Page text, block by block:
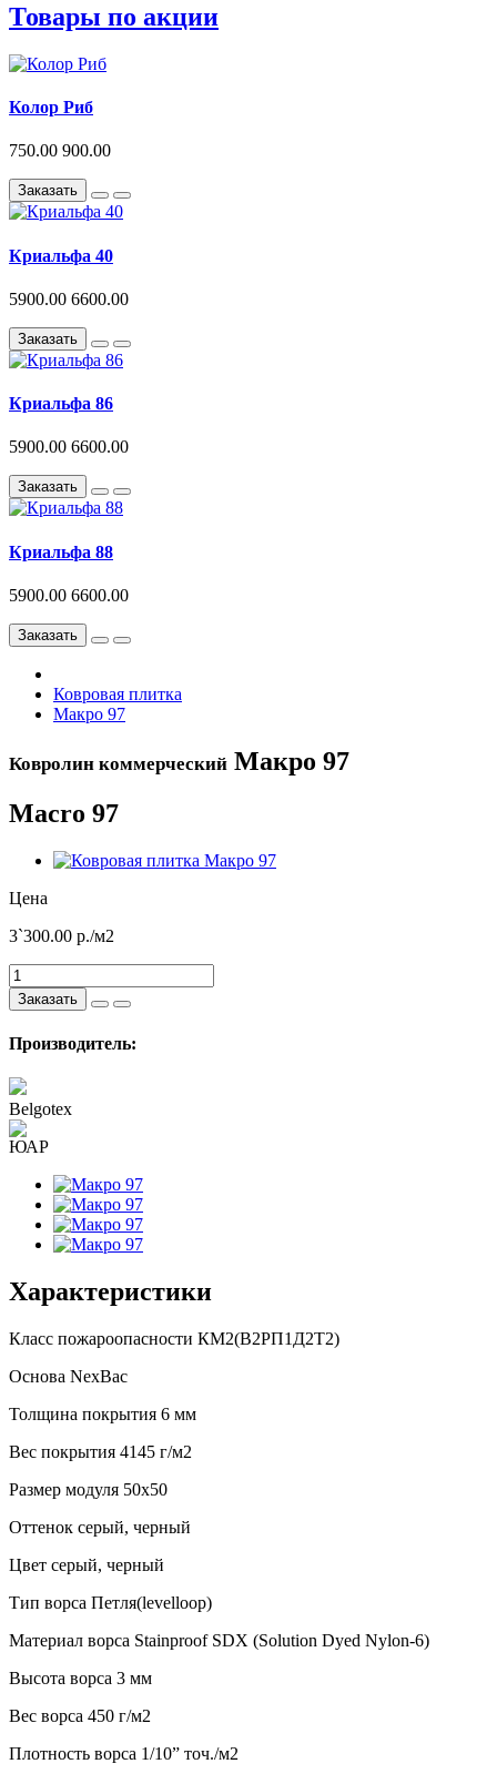
Товары по акции
Колор Риб
750.00 900.00
Заказать
Криальфа 40
5900.00 6600.00
Заказать
Криальфа 86
5900.00 6600.00
Заказать
Криальфа 88
5900.00 6600.00
Заказать
Ковровая плитка
Макро 97
Ковролин коммерческий Макро 97
Macro 97
Цена
3`300.00 р./м2
Заказать
Производитель:
Belgotex
Характеристики
Класс пожароопасности КМ2(В2РП1Д2Т2)
Основа NexBac
Толщина покрытия 6 мм
Вес покрытия 4145 г/м2
Размер модуля 50х50
Оттенок серый, черный
Цвет серый, черный
Тип ворса Петля(levelloop)
Материал ворса Stainproof SDX (Solution Dyed Nylon-6)
Высота ворса 3 мм
Веc ворса 450 г/м2
Плотность ворса 1/10” точ./м2